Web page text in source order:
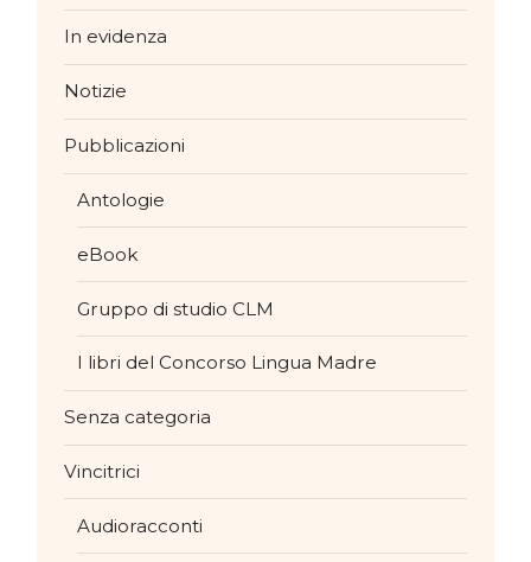
In evidenza
Notizie
Pubblicazioni
Antologie
eBook
Gruppo di studio CLM
I libri del Concorso Lingua Madre
Senza categoria
Vincitrici
Audioracconti